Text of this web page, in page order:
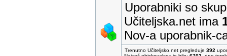
Uporabniki so
Učiteljska.net ima
Nov-a uporabnik-
Trenutno Učiteljsko.net pregleduje 392